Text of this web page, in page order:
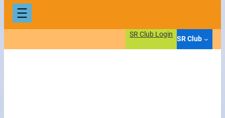
SR Club Login
SR Club